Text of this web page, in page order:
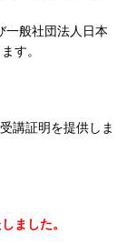
一般社団法人日本
す。
講証明を提供しま
ました。